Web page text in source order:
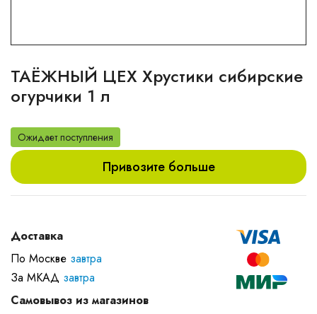
ТАЁЖНЫЙ ЦЕХ Хрустики сибирские
огурчики 1 л
Ожидает поступления
Привозите больше
Доставка
По Москве завтра
За МКАД завтра
Самовывоз из магазинов